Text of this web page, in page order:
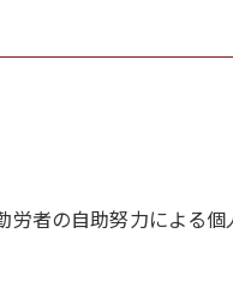
者の自助努力による